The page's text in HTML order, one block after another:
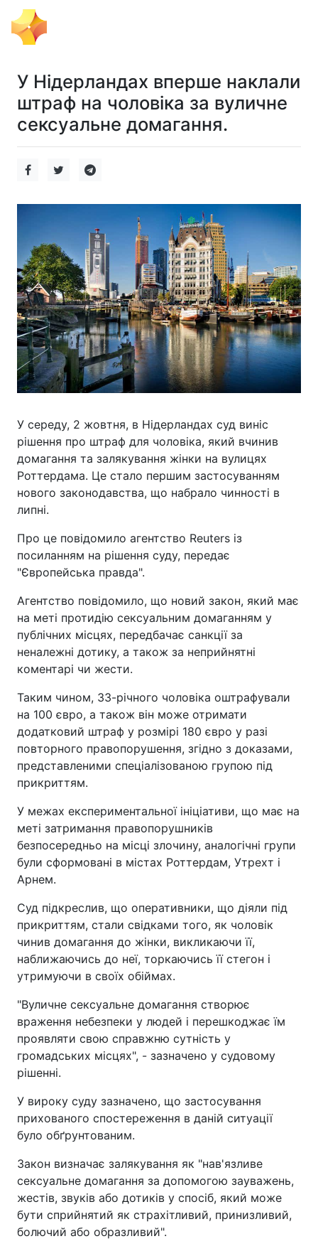
У Нідерландах вперше наклали
штраф на чоловіка за вуличне
сексуальне домагання.
У середу, 2 жовтня, в Нідерландах суд виніс
рішення про штраф для чоловіка, який вчинив
домагання та залякування жінки на вулицях
Роттердама. Це стало першим застосуванням
нового законодавства, що набрало чинності в
липні.
Про це повідомило агентство Reuters із
посиланням на рішення суду, передає
"Європейська правда".
Агентство повідомило, що новий закон, який має
на меті протидію сексуальним домаганням у
публічних місцях, передбачає санкції за
неналежні дотику, а також за неприйнятні
коментарі чи жести.
Таким чином, 33-річного чоловіка оштрафували
на 100 євро, а також він може отримати
додатковий штраф у розмірі 180 євро у разі
повторного правопорушення, згідно з доказами,
представленими спеціалізованою групою під
прикриттям.
У межах експериментальної ініціативи, що має на
меті затримання правопорушників
безпосередньо на місці злочину, аналогічні групи
були сформовані в містах Роттердам, Утрехт і
Арнем.
Суд підкреслив, що оперативники, що діяли під
прикриттям, стали свідками того, як чоловік
чинив домагання до жінки, викликаючи її,
наближаючись до неї, торкаючись її стегон і
утримуючи в своїх обіймах.
"Вуличне сексуальне домагання створює
враження небезпеки у людей і перешкоджає їм
проявляти свою справжню сутність у
громадських місцях", - зазначено у судовому
рішенні.
У вироку суду зазначено, що застосування
прихованого спостереження в даній ситуації
було обґрунтованим.
Закон визначає залякування як "нав'язливе
сексуальне домагання за допомогою зауважень,
жестів, звуків або дотиків у спосіб, який може
бути сприйнятий як страхітливий, принизливий,
болючий або образливий".